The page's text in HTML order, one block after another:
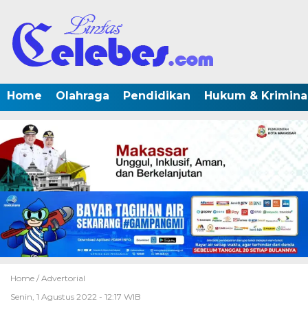
Home Olahraga Pendidikan Hukum &
Home / Advertorial
Senin, 1 Agustus 2022 - 12:17 WIB